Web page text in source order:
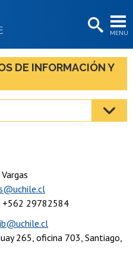
MENÚ
os
DE INFORMACIÓN Y
29782584
265, oficina 703, Santiago,